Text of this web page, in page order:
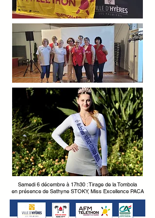
Samedi 6 décembre à 17h30 : Tirage de la Tombola
en présence de Sathyne STOKY, Miss Excellence PACA